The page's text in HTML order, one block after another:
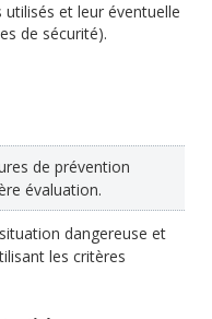
et leur éventuelle
de sécurité).
de prévention
évaluation.
dangereuse et
les critères